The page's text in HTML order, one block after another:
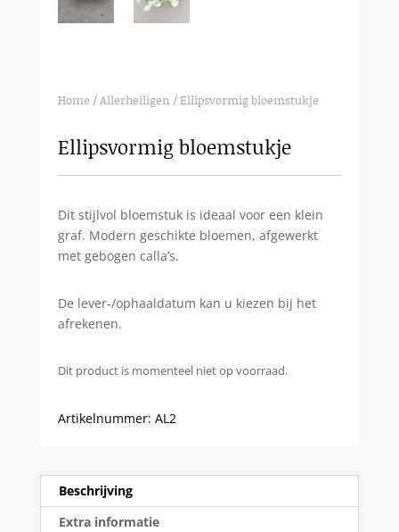
Home /Allerheiligen / Ellipsvormig bloemstukje
Ellipsvormig bloemstukje
Dit stijlvol bloemstuk is ideaal voor een klein
graf. Modern geschikte bloemen, afgewerkt
met gebogen calla’s.
De lever-/ophaaldatum kan u kiezen bij het
afrekenen.
Dit product is momenteel niet op voorraad.
Artikelnummer: AL2
Beschrijving
Extra informatie